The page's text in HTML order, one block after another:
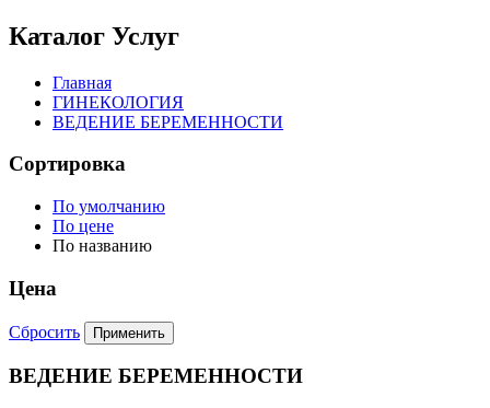
Каталог Услуг
Главная
ГИНЕКОЛОГИЯ
ВЕДЕНИЕ БЕРЕМЕННОСТИ
Сортировка
По умолчанию
По цене
По названию
Цена
Сбросить
ВЕДЕНИЕ БЕРЕМЕННОСТИ